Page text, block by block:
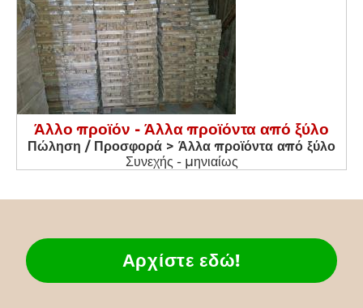
Άλλο προϊόν - Άλλα προϊόντα από ξύλο
Πώληση / Προσφορά > Άλλα προϊόντα από ξύλο
Συνεχής - μηνιαίως
Αρχίστε εδώ!